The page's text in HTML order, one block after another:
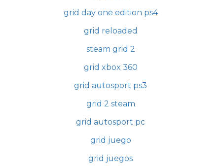
grid day one edition ps4
grid reloaded
steam grid 2
grid xbox 360
grid autosport ps3
grid 2 steam
grid autosport pc
grid juego
grid juegos